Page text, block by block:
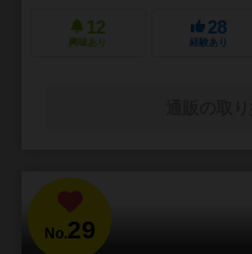
12
興味あり
28
経験あり
No.29